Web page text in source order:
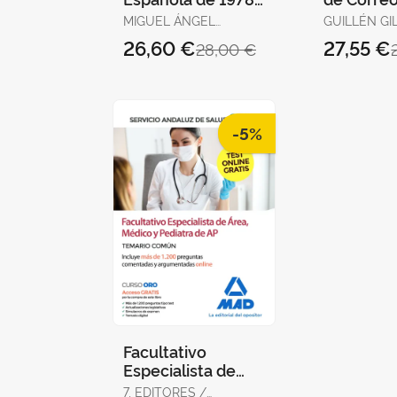
para Oposiciones.
por Artículos, Re
MIGUEL ÁNGEL
28,00 €
26,60 €
1
GUILLÉN
DE
27,55 €
-5%
Facultativo
Especialista de
Área, Médico y
7, EDITORES /